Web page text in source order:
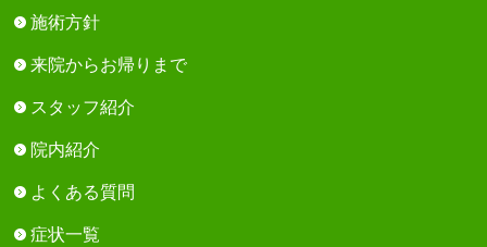
施術方針
来院からお帰りまで
スタッフ紹介
院内紹介
よくある質問
症状一覧